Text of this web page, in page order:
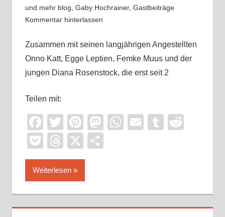
und mehr blog Gaby Hochrainer, Gastbeiträge
Kommentar hinterlassen
Zusammen mit seinen langjährigen Angestellten
Onno Katt, Egge Leptien, Femke Muus und der
jungen Diana Rosenstock, die erst seit 2
Teilen mit:
Facebook
TwitterPinterest
Mastodon
WhatsApp
EmailTumblr
PocketThreads
X
Weiterlesen